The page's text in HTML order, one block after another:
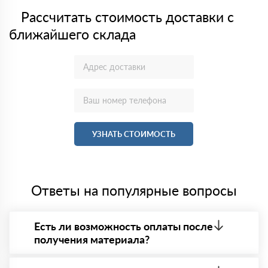
Рассчитать стоимость доставки с
ближайшего склада
УЗНАТЬ СТОИМОСТЬ
Ответы на популярные вопросы
Есть ли возможность оплаты после
получения материала?